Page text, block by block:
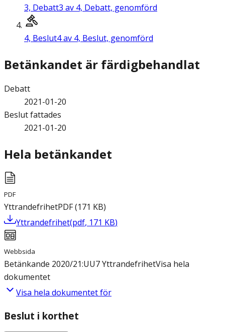
3, Debatt3 av 4, Debatt, genomförd
4, Beslut4 av 4, Beslut, genomförd
Betänkandet är färdigbehandlat
Debatt
2021-01-20
Beslut fattades
2021-01-20
Hela betänkandet
PDF
YttrandefrihetPDF(171 KB)
Yttrandefrihet(pdf, 171 KB)
Webbsida
Betänkande 2020/21:UU7 YttrandefrihetVisa hela
dokumentet
Visa hela dokumentet för
Beslut i korthet